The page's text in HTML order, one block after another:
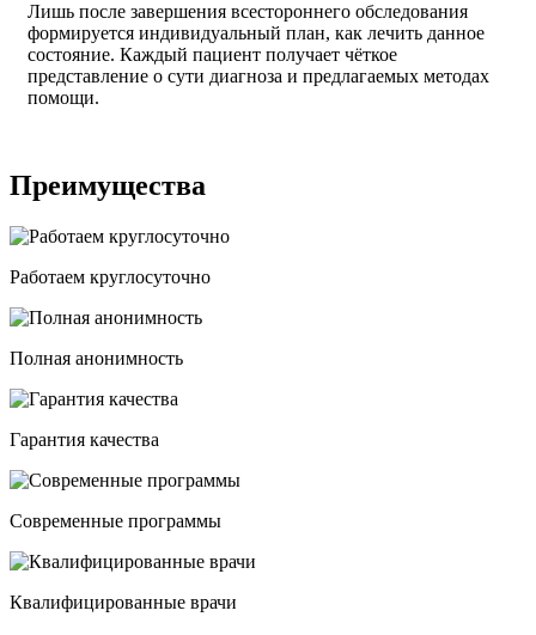
Лишь после завершения всестороннего обследования
формируется индивидуальный план, как лечить данное
состояние. Каждый пациент получает чёткое
представление о сути диагноза и предлагаемых методах
помощи.
Преимущества
Работаем круглосуточно
Полная анонимность
Гарантия качества
Современные программы
Квалифицированные врачи